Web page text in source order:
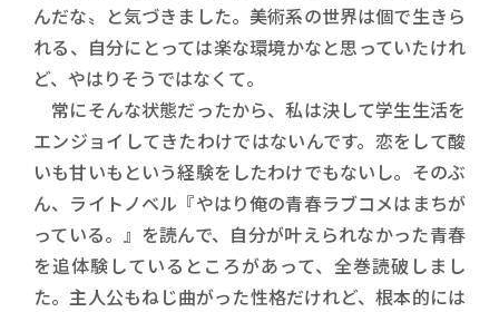
んだな〟と気づきました。美術系の世界は個で生きら
れる、自分にとっては楽な環境かなと思っていたけれ
ど、やはりそうではなくて。
常にそんな状態だったから、私は決して学生生活を
エンジョイしてきたわけではないんです。恋をして酸
いも甘いもという経験をしたわけでもないし。そのぶ
ん、ライトノベル『やはり俺の青春ラブコメはまちが
っている。』を読んで、自分が叶えられなかった青春
を追体験しているところがあって、全巻読破しまし
た。主人公もねじ曲がった性格だけれど、根本的には